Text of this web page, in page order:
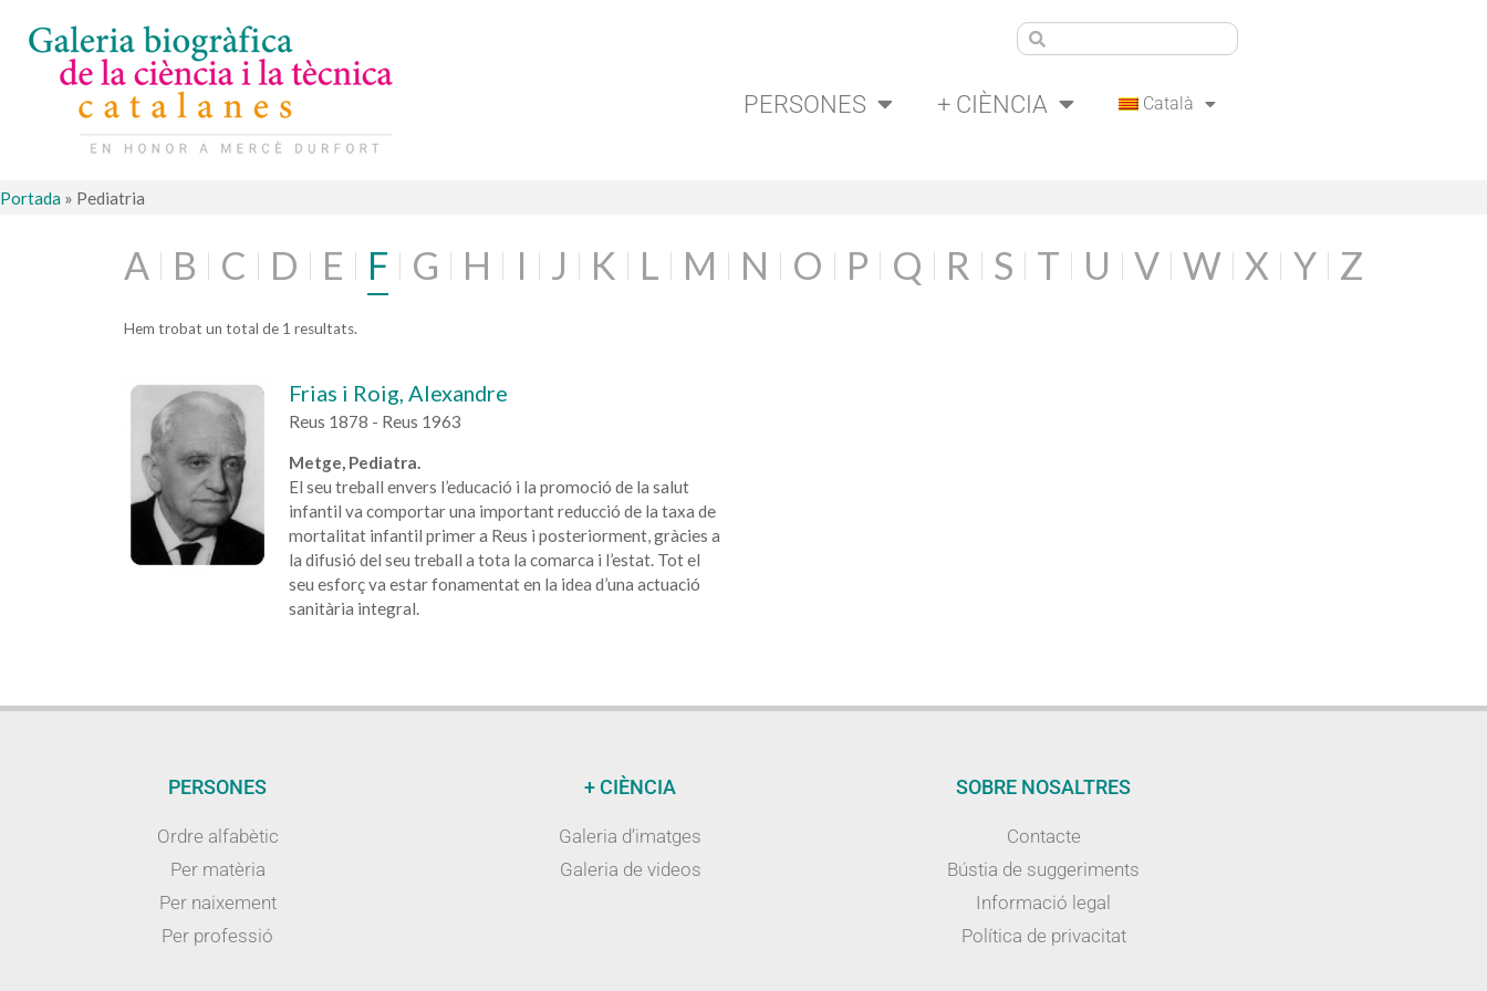
PERSONES + CIÈNCIA Català
Portada » Pediatria
A B C D E F G H I J K L M N O P Q R S T U V W X Y Z
Hem trobat un total de 1 resultats.
Frias i Roig, Alexandre
Reus 1878 - Reus 1963
Metge, Pediatra.
El seu treball envers l’educació i la promoció de la salut
infantil va comportar una important reducció de la taxa de
mortalitat infantil primer a Reus i posteriorment, gràcies a
la difusió del seu treball a tota la comarca i l’estat. Tot el
seu esforç va estar fonamentat en la idea d’una actuació
sanitària integral.
PERSONES
Ordre alfabètic
Per matèria
Per naixement
Per professió
+ CIÈNCIA
Galeria d’imatges
Galeria de videos
SOBRE NOSALTRES
Contacte
Bústia de suggeriments
Informació legal
Política de privacitat